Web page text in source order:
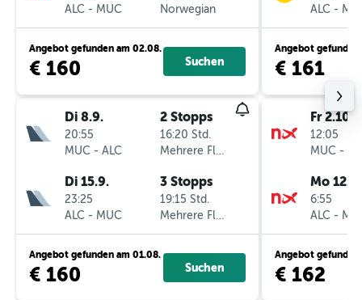
ALC - MUC
Norwegian
Angebot gefunden am 02.08.
€ 160 Suchen
Di 8.9.
20:55
MUC - ALC
2 Stopps
16:20 Std.
Mehrere Fluglinien
Di 15.9.
23:25
ALC - MUC
3 Stopps
19:15 Std.
Mehrere Fluglinien
Angebot gefunden am 01.08.
€ 160 Suchen
ALC -
Angebot gefunden
€ 161
Fr 2.10.
12:05
MUC -
Mo
6:55
ALC -
Angebot gefunden
€ 162